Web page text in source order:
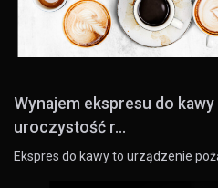
Wynajem ekspresu do
uroczystość r...
Ekspres do kawy to urządzenie